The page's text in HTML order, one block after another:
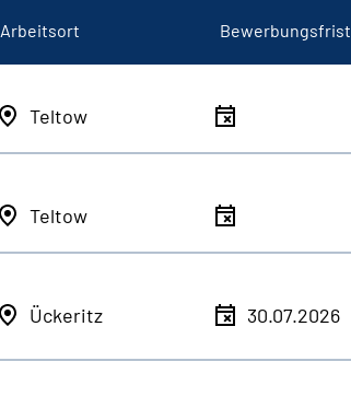
Arbeitsort Bewerbungsfrist
Teltow
Teltow
Ückeritz 30.07.2026